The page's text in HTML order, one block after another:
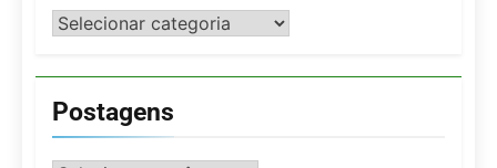
Categorias
Postagens